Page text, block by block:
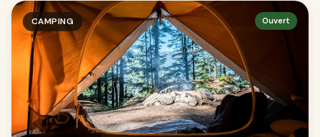
CAMPING Ouvert